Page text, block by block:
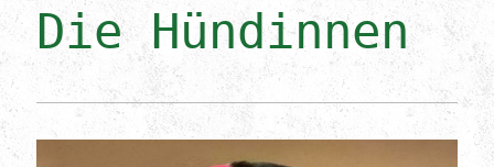
Die Hündinnen